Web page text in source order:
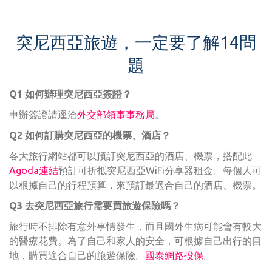
突尼西亞旅遊，一定要了解14問
題
Q1 如何辦理突尼西亞簽證？
申辦簽證請逕洽外交部領事事務局。
Q2 如何訂購突尼西亞的機票、酒店？
各大旅行網站都可以預訂突尼西亞的酒店、機票，搭配此
Agoda連結預訂可折抵突尼西亞WiFi分享器租金。每個人可
以根據自己的行程預算，來預訂最適合自己的酒店、機票。
Q3 去突尼西亞旅行需要買旅遊保險嗎？
旅行時不排除有意外事情發生，而且國外生病可能會有較大
的醫療花費。為了自己和家人的安全，可根據自己出行的目
地，購買適合自己的旅遊保險。
國泰網路投保。